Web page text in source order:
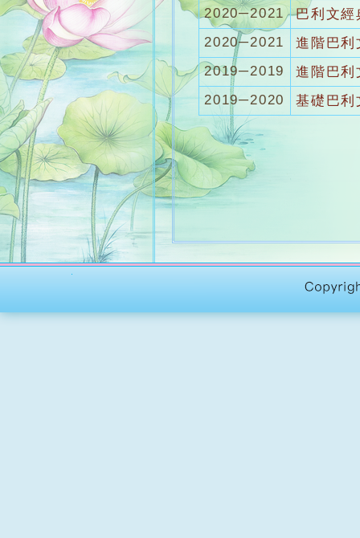
2020─2021
巴利文經
2020─2021
進階巴
2019─2019
進階巴利
2019─2020
基礎巴